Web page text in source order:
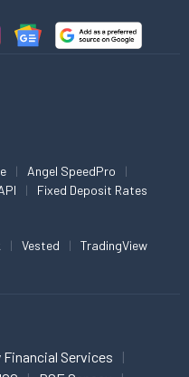
Angel SpeedPro
Fixed Deposit Rates
Vested TradingView
Services